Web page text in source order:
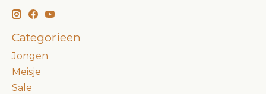
Categorieën
Jongen
Meisje
Sale